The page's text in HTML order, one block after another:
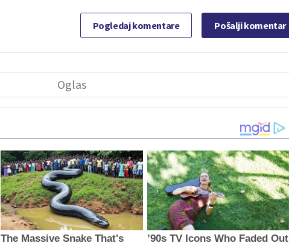
Pogledaj komentare Pošalji komentar
The Massive Snake That's
’90s TV Icons Who Faded Out